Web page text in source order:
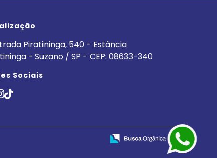
Piratininga, 540 - Estância
- Suzano / SP - CEP: 08633-340
Sociais